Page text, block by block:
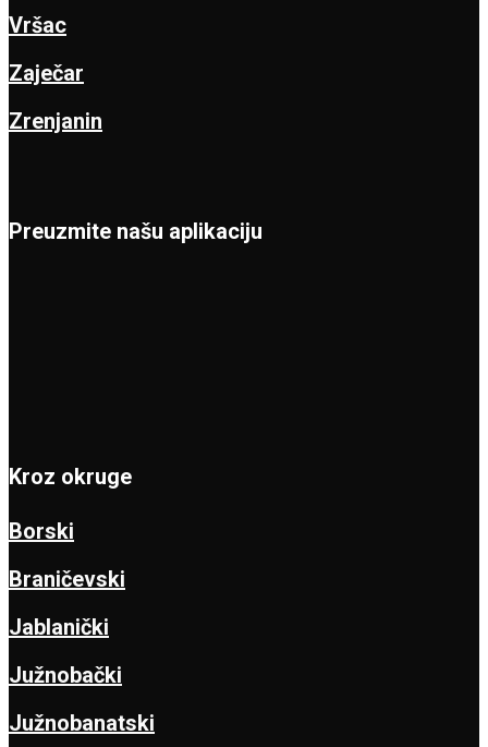
Vršac
Zaječar
Zrenjanin
Preuzmite našu aplikaciju
Kroz okruge
Borski
Braničevski
Jablanički
Južnobački
Južnobanatski